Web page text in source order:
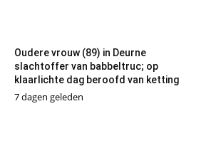
Oudere vrouw (89) in Deurne
slachtoffer van babbeltruc; op
klaarlichte dag beroofd van ketting
7 dagen geleden